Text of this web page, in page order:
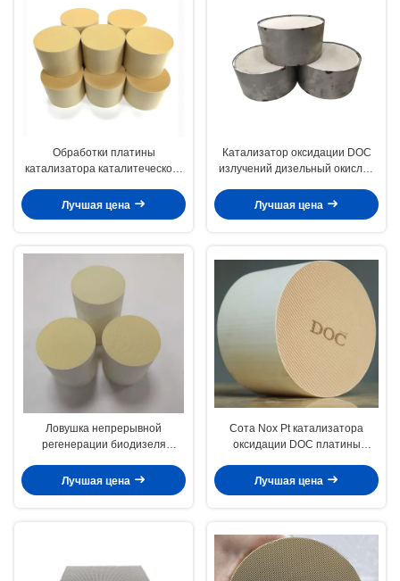
Обработки платины
катализатора каталитеческого
Scr Doc Cdpf поллютанты
дизельной газообразные
Лучшая цена
Катализатор оксидации DOC
излучений дизельный окислил
преобразователя
Лучшая цена
Ловушка непрерывной
регенерации биодизеля
катализатора оксидации Doc
частичная
Лучшая цена
Сота Nox Pt катализатора
оксидации DOC платины
монолита дизельного
керамический
Лучшая цена